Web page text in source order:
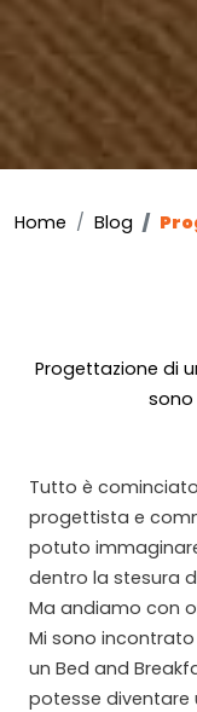
Home Blog
Progettazione di
sono
Tutto è
progettista e
potuto
dentro la stesura
Ma andiamo con
Mi sono
un Bed and
potesse diventare